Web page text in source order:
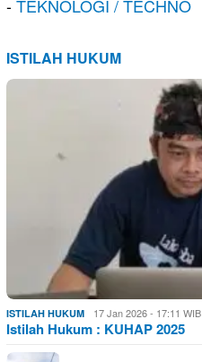
-TEKNOLOGI / TECHNO
ISTILAH HUKUM
ISTILAH HUKUM 17 Jan 2026 - 17:11 WIB
Istilah Hukum : KUHAP 2025